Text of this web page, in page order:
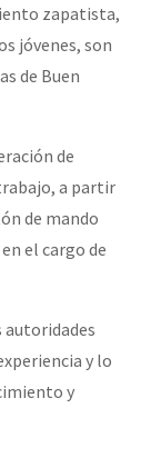
zapatista,
jóvenes, son
de Buen
de
a partir
de mando
el cargo de
autoridades
y lo
y